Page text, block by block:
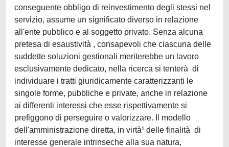
conseguente obbligo di reinvestimento degli stessi nel
servizio, assume un significato diverso in relazione
all'ente pubblico e al soggetto privato. Senza alcuna
pretesa di esaustività , consapevoli che ciascuna delle
suddette soluzioni gestionali meriterebbe un lavoro
esclusivamente dedicato, nella ricerca si tenterà di
individuare i tratti giuridicamente caratterizzanti le
singole forme, pubbliche e private, anche in relazione
ai differenti interessi che esse rispettivamente si
prefiggono di perseguire o valorizzare. Il modello
dell'amministrazione diretta, in virtà¹ delle finalità di
interesse generale intrinseche alla sua natura,